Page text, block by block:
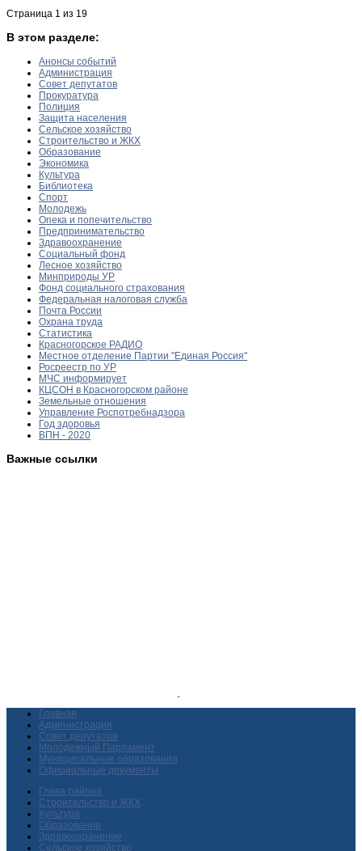
Страница 1 из 19
В этом разделе:
Анонсы событий
Администрация
Совет депутатов
Прокуратура
Полиция
Защита населения
Сельское хозяйство
Строительство и ЖКХ
Образование
Экономика
Культура
Библиотека
Спорт
Молодежь
Опека и попечительство
Предпринимательство
Здравоохранение
Социальный фонд
Лесное хозяйство
Минприроды УР
Фонд социального страхования
Федеральная налоговая служба
Почта России
Охрана труда
Статистика
Красногорское РАДИО
Местное отделение Партии "Единая Россия"
Росреестр по УР
МЧС информирует
КЦСОН в Красногорском районе
Земельные отношения
Управление Роспотребнадзора
Год здоровья
ВПН - 2020
Важные ссылки
Главная
Администрация
Совет депутатов
Молодежный Парламент
Муниципальные образования
Официальные документы
Глава района
Строительство и ЖКХ
Культура
Образование
Здравоохранение
Сельское хозяйство